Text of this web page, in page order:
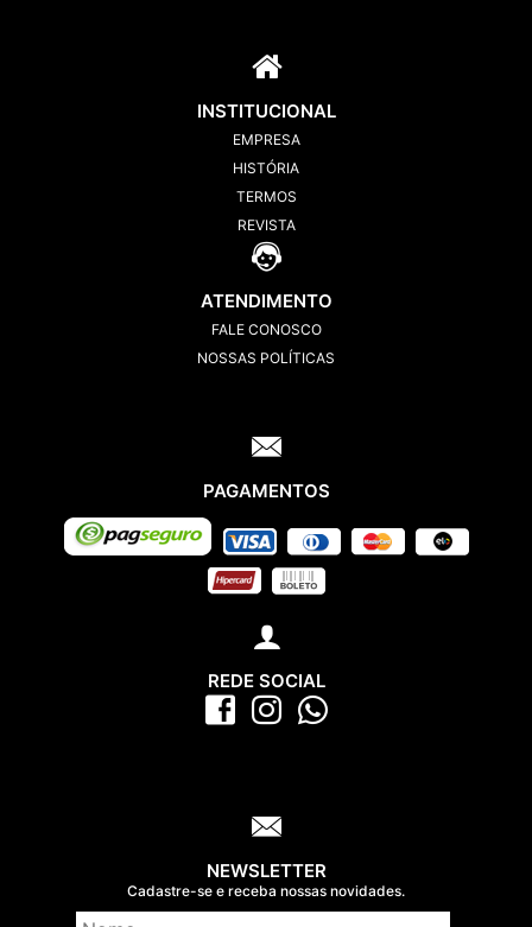
INSTITUCIONAL
EMPRESA
HISTÓRIA
TERMOS
REVISTA
ATENDIMENTO
FALE CONOSCO
NOSSAS POLÍTICAS
PAGAMENTOS
REDE SOCIAL
NEWSLETTER
Cadastre-se e receba nossas novidades.